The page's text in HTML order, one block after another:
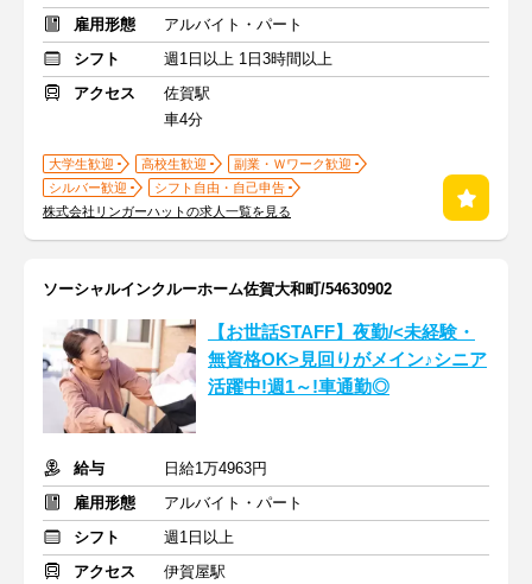
雇用形態
アルバイト・パート
シフト
週1日以上 1日3時間以上
アクセス
佐賀駅
車4分
大学生歓迎 高校生歓迎
副業・Ｗワーク歓迎
シルバー歓迎
シフト自由・自己申告
株式会社リンガーハットの求人一覧を見る
ソーシャルインクルーホーム佐賀大和町/54630902
【お世話STAFF】夜勤/<未経験・
無資格OK>見回りがメイン♪シニア
活躍中!週1～!車通勤◎
給与
日給1万4963円
雇用形態
アルバイト・パート
シフト
週1日以上
アクセス
伊賀屋駅